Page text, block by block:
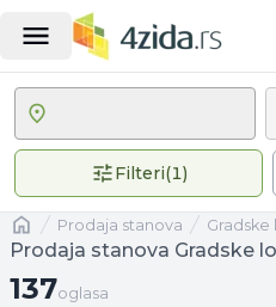
Filteri(1)1
Naslovnaprodaja stanova
Prodaja stanova Gradske
137 oglasa
137oglasa